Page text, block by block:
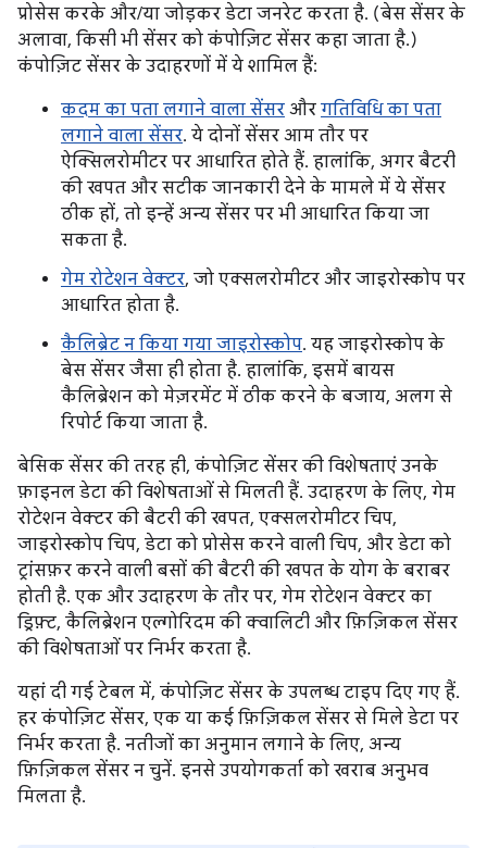
प्रोसेस करके और/या जोड़कर डेटा जनरेट करता है. (बेस सेंसर के
अलावा, किसी भी सेंसर को कंपोज़िट सेंसर कहा जाता है.)
कंपोज़िट सेंसर के उदाहरणों में ये शामिल हैं:
कदम का पता लगाने वाला सेंसर और गतिविधि का पता
लगाने वाला सेंसर. ये दोनों सेंसर आम तौर पर
ऐक्सिलरोमीटर पर आधारित होते हैं. हालांकि, अगर बैटरी
की खपत और सटीक जानकारी देने के मामले में ये सेंसर
ठीक हों, तो इन्हें अन्य सेंसर पर भी आधारित किया जा
सकता है.
गेम रोटेशन वेक्टर, जो एक्सलरोमीटर और जाइरोस्कोप पर
आधारित होता है.
कैलिब्रेट न किया गया जाइरोस्कोप. यह जाइरोस्कोप के
बेस सेंसर जैसा ही होता है. हालांकि, इसमें बायस
कैलिब्रेशन को मेज़रमेंट में ठीक करने के बजाय, अलग से
रिपोर्ट किया जाता है.
बेसिक सेंसर की तरह ही, कंपोज़िट सेंसर की विशेषताएं उनके
फ़ाइनल डेटा की विशेषताओं से मिलती हैं. उदाहरण के लिए, गेम
रोटेशन वेक्टर की बैटरी की खपत, एक्सलरोमीटर चिप,
जाइरोस्कोप चिप, डेटा को प्रोसेस करने वाली चिप, और डेटा को
ट्रांसफ़र करने वाली बसों की बैटरी की खपत के योग के बराबर
होती है. एक और उदाहरण के तौर पर, गेम रोटेशन वेक्टर का
ड्रिफ़्ट, कैलिब्रेशन एल्गोरिदम की क्वालिटी और फ़िज़िकल सेंसर
की विशेषताओं पर निर्भर करता है.
यहां दी गई टेबल में, कंपोज़िट सेंसर के उपलब्ध टाइप दिए गए हैं.
हर कंपोज़िट सेंसर, एक या कई फ़िज़िकल सेंसर से मिले डेटा पर
निर्भर करता है. नतीजों का अनुमान लगाने के लिए, अन्य
फ़िज़िकल सेंसर न चुनें. इनसे उपयोगकर्ता को खराब अनुभव
मिलता है.